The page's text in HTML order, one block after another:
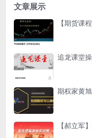
文章展示
【期货课
追龙课堂
期权家黄
【郝立军